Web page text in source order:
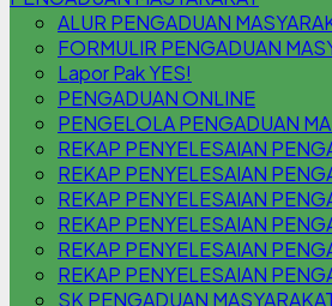
ALUR PENGADUAN
FORMULIR PENGADUAN
Lapor Pak YES!
PENGADUAN ONLINE
PENGELOLA PENGADUAN
REKAP PENYELESAIAN
REKAP PENYELESAIAN
REKAP PENYELESAIAN
REKAP PENYELESAIAN
REKAP PENYELESAIAN
REKAP PENYELESAIAN
SK PENGADUAN